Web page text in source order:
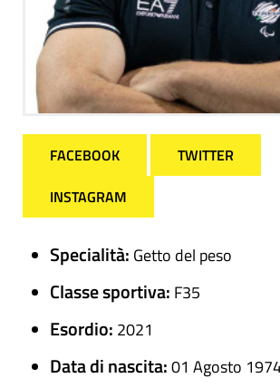
FACEBOOK
TWITTER
INSTAGRAM
Specialità: Getto del peso
Classe sportiva: F35
Esordio: 2021
Data di nascita:01 Agosto